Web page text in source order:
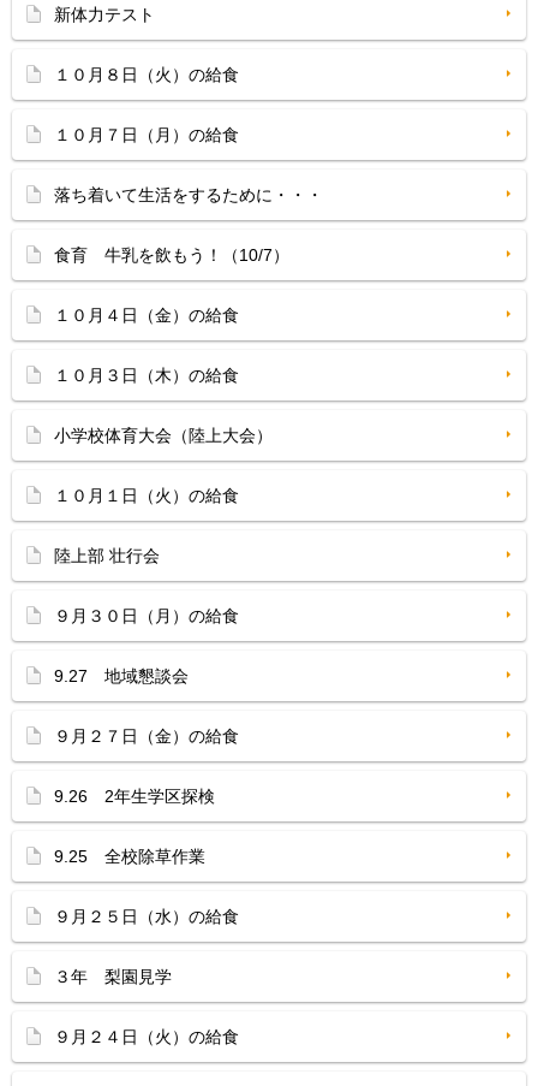
新体力テスト
１０月８日（火）の給食
１０月７日（月）の給食
落ち着いて生活をするために・・・
食育 牛乳を飲もう！（10/7）
１０月４日（金）の給食
１０月３日（木）の給食
小学校体育大会（陸上大会）
１０月１日（火）の給食
陸上部 壮行会
９月３０日（月）の給食
9.27 地域懇談会
９月２７日（金）の給食
9.26 2年生学区探検
9.25 全校除草作業
９月２５日（水）の給食
３年 梨園見学
９月２４日（火）の給食